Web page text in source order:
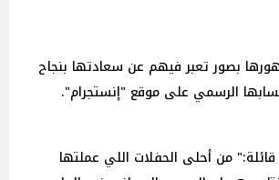
بصور تعبر فيهم عن سعادتها بنجاح
الرسمي على موقع "إنستجرام".
من أحلى الحفلات اللي عملتها